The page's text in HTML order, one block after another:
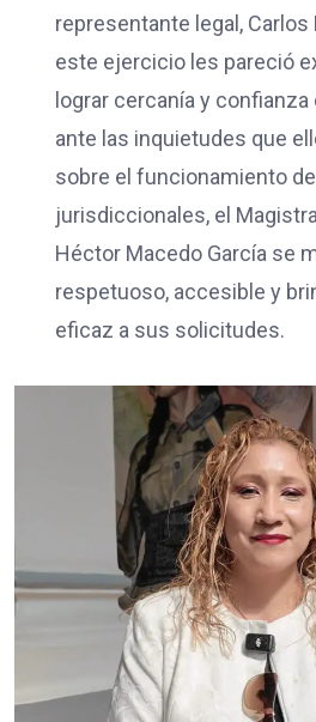
representante legal, Carlos
este ejercicio les pareció
lograr cercanía y confianza
ante las inquietudes que
sobre el funcionamiento
jurisdiccionales, el
Héctor Macedo García se
respetuoso, accesible y
eficaz a sus solicitudes.